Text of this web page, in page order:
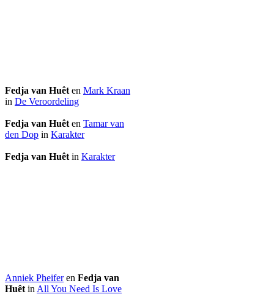
Fedja van Huêt en Mark Kraan
in De Veroordeling
Fedja van Huêt en Tamar van
den Dop in Karakter
Fedja van Huêt in Karakter
Anniek Pheiferen Fedja van
Huêt in All You Need Is Love